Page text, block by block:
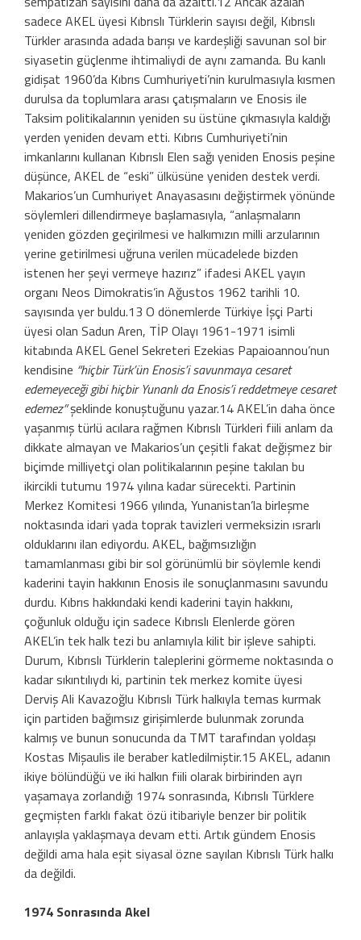
sadece AKEL üyesi Kıbrıslı Türklerin sayısı değil, Kıbrıslı
Türkler arasında adada ba­rışı ve kardeşliği savunan sol bir
siyasetin güçlenme ihtimaliydi de aynı zamanda. Bu kanlı
gidişat 1960’da Kıbrıs Cumhuri­yeti’nin kurulmasıyla kısmen
durulsa da toplumlara arası çatışmaların ve Enosis ile
Taksim politikalarının yeniden su üstüne çıkmasıyla kaldığı
yerden yeniden devam etti. Kıbrıs Cumhuriyeti’nin
imkanlarını kullanan Kıbrıslı Elen sağı yeniden Enosis peşine
düşünce, AKEL de “eski” ülküsüne yeniden destek verdi.
Makarios’un Cum­huriyet Anayasasını değiştirmek yönünde
söylemleri dillendirmeye başlamasıyla, “anlaşmaların
yeniden gözden geçirilmesi ve halkımızın milli arzularının
yerine geti­rilmesi uğruna verilen mücadelede bizden
istenen her şeyi vermeye hazırız” ifadesi AKEL yayın
organı Neos Dimokratis’in Ağustos 1962 tarihli 10.
sayısında yer bul­du.13 O dönemlerde Türkiye İşçi Parti
üye­si olan Sadun Aren, TİP Olayı 1961-1971 isimli
kitabında AKEL Genel Sekreteri Eze­kias Papaioannou’nun
kendisine “hiçbir Türk’ün Enosis’i savunmaya cesaret
edemeye­ceği gibi hiçbir Yunanlı da Enosis’i reddetme­ye cesaret
edemez”şeklinde konuştuğunu yazar.14 AKEL’in daha önce
yaşanmış türlü acılara rağmen Kıbrıslı Türkleri fiili anlam­ da
dikkate almayan ve Makarios’un çeşitli fakat değişmez bir
biçimde milliyetçi olan politikalarının peşine takılan bu
ikircikli tutumu 1974 yılına kadar sürecekti. Parti­nin
Merkez Komitesi 1966 yılında, Yuna­nistan’la birleşme
noktasında idari yada toprak tavizleri vermeksizin ısrarlı
olduk­larını ilan ediyordu. AKEL, bağımsızlığın
tamamlanması gibi bir sol görünümlü bir söylemle kendi
kaderini tayin hakkının Enosis ile sonuçlanmasını savundu
dur­du. Kıbrıs hakkındaki kendi kaderini tayin hakkını,
çoğunluk olduğu için sadece Kıb­rıslı Elenlerde gören
AKEL’in tek halk tezi bu anlamıyla kilit bir işleve sahipti.
Durum, Kıbrıslı Türklerin taleplerini görmeme noktasında o
kadar sıkıntılıydı ki, partinin tek merkez komite üyesi
Derviş Ali Kava­zoğlu Kıbrıslı Türk halkıyla temas kurmak
için partiden bağımsız girişimlerde bulun­mak zorunda
kalmış ve bunun sonucunda da TMT tarafından yoldaşı
Kostas Mişaulis ile beraber katledilmiştir.15 AKEL, adanın
ikiye bölündüğü ve iki halkın fiili olarak birbirinden ayrı
yaşamaya zorlandığı 1974 sonrasında, Kıbrıslı Türklere
geçmişten farklı fakat özü itibariyle benzer bir politik
anlayışla yaklaşmaya devam etti. Artık gün­dem Enosis
değildi ama hala eşit siyasal özne sayılan Kıbrıslı Türk halkı
da değildi.
1974 Sonrasında Akel